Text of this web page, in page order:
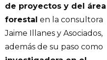
de proyectos y del área
forestal en la consultora
Jaime Illanes y Asociados,
además de su paso como